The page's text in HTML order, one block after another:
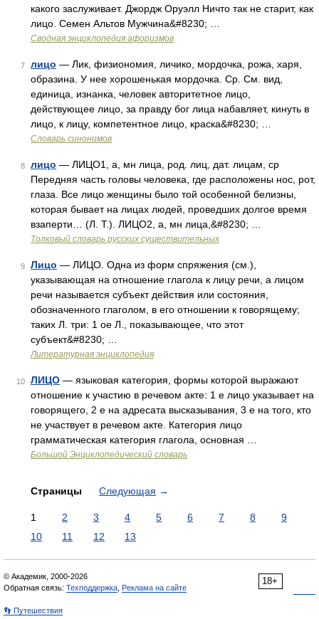
какого заслуживает. Джордж Оруэлл Ничто так не старит, как
лицо. Семен Альтов Мужчина&#8230; …
Сводная энциклопедия афоризмов
7 лицо — Лик, физиономия, личико, мордочка, рожа, харя,
образина. У нее хорошенькая мордочка. Ср. См. вид,
единица, изнанка, человек авторитетное лицо,
действующее лицо, за правду бог лица набавляет, кинуть в
лицо, к лицу, компетентное лицо, краска&#8230; …
Словарь синонимов
8 лицо — ЛИЦО1, а, мн лица, род. лиц, дат. лицам, ср
Передняя часть головы человека, где расположены нос, рот,
глаза. Все лицо женщины было той особенной белизны,
которая бывает на лицах людей, проведших долгое время
взаперти… (Л. Т.). ЛИЦО2, а, мн лица,&#8230; …
Толковый словарь русских существительных
9 Лицо — ЛИЦО. Одна из форм спряжения (см.),
указывающая на отношение глагола к лицу речи, а лицом
речи называется субъект действия или состояния,
обозначенного глаголом, в его отношении к говорящему;
таких Л. три: 1 ое Л., показывающее, что этот
субъект&#8230; …
Литературная энциклопедия
10 ЛИЦО — языковая категория, формы которой выражают
отношение к участию в речевом акте: 1 е лицо указывает на
говорящего, 2 е на адресата высказывания, 3 е на того, кто
не участвует в речевом акте. Категория лицо
грамматическая категория глагола, основная …
Большой Энциклопедический словарь
Страницы Следующая →
1 2 3 4 5 6 7 8
9
10
11 12 13
18+
© Академик, 2000-2026
Обратная связь: Техподдержка Реклама на сайте
👣 Путешествия